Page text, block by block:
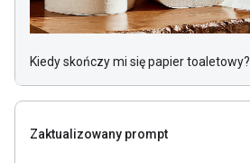
Kiedy skończy mi się papier toaletowy?
Zaktualizowany prompt